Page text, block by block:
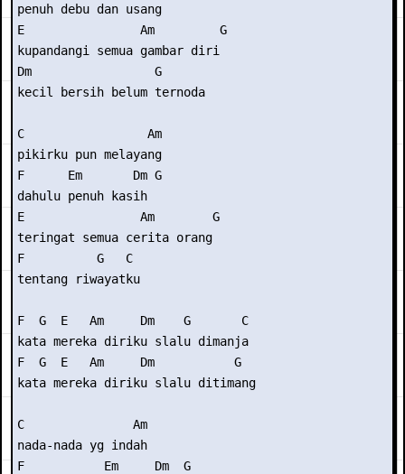
penuh debu dan usang
E                Am         G
kupandangi semua gambar diri
Dm                 G
kecil bersih belum ternoda
C                 Am
pikirku pun melayang
F      Em       Dm G
dahulu penuh kasih
E                Am        G
teringat semua cerita orang
F          G   C
tentang riwayatku
F  G  E   Am     Dm    G       C
kata mereka diriku slalu dimanja
F  G  E   Am     Dm           G
kata mereka diriku slalu ditimang
C               Am
nada-nada yg indah
F           Em     Dm  G